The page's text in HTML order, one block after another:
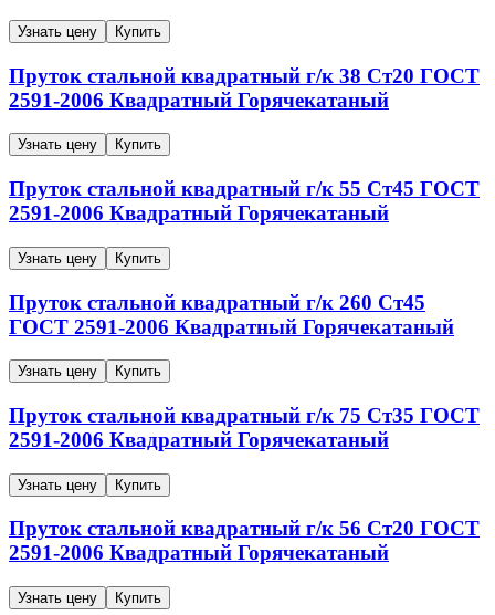
Узнать цену Купить
Пруток стальной квадратный г/к 38 Ст20 ГОСТ
2591-2006 Квадратный Горячекатаный
Узнать цену Купить
Пруток стальной квадратный г/к 55 Ст45 ГОСТ
2591-2006 Квадратный Горячекатаный
Узнать цену Купить
Пруток стальной квадратный г/к 260 Ст45
ГОСТ 2591-2006 Квадратный Горячекатаный
Узнать цену Купить
Пруток стальной квадратный г/к 75 Ст35 ГОСТ
2591-2006 Квадратный Горячекатаный
Узнать цену Купить
Пруток стальной квадратный г/к 56 Ст20 ГОСТ
2591-2006 Квадратный Горячекатаный
Узнать цену Купить